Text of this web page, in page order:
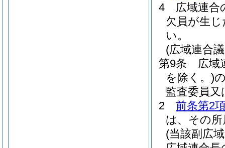
4
広域連合
欠員が生
い。
(広域連合
第9条
広域
を除く。)
監査委員
2
前条第2
は、その
(当該副広